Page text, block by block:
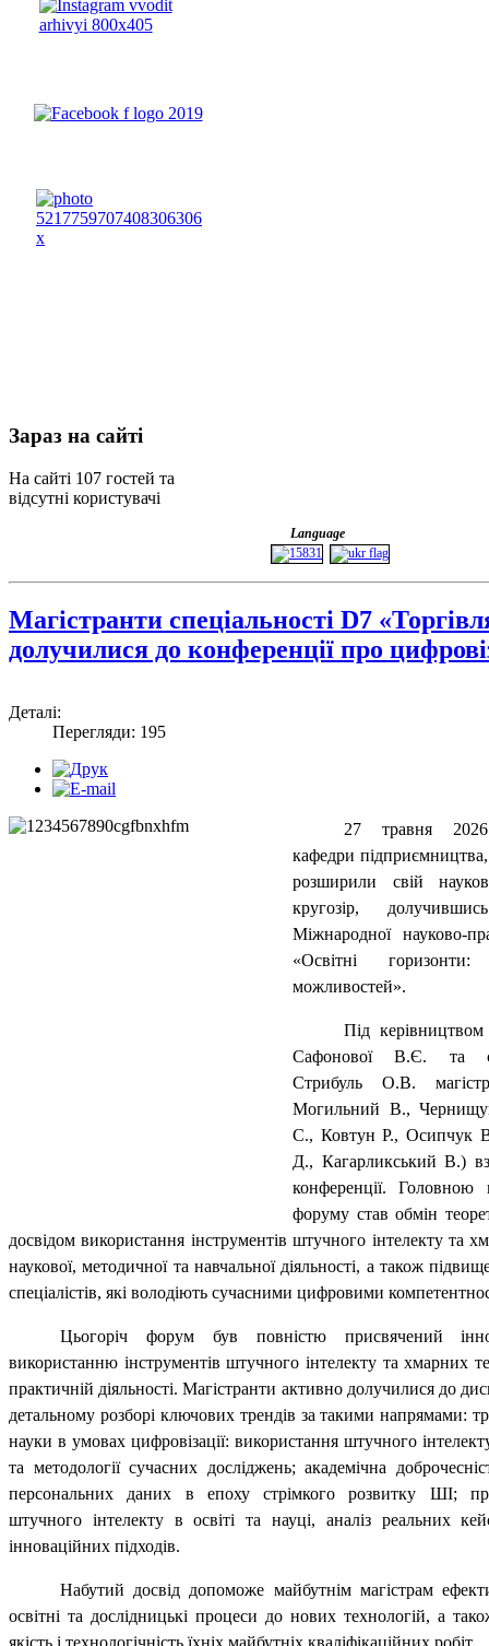
Зараз на сайті
На сайті 107 гостей та
відсутні користувачі
Language
Магістранти спеціальності D7
долучилися до конференції про
Деталі:
Перегляди: 195
27 травня 2026
кафедри підприємництва,
розширили свій
кругозір,
Міжнародної науково-
«Освітні
можливостей».
Під керівництвом
Сафонової В.Є. та
Стрибуль О.В.
Могильний В.,
С., Ковтун Р., Осипчук
Д., Кагарликський В.)
конференції. Головною
форуму став обмін
досвідом використання інструментів штучного інтелекту та
наукової, методичної та навчальної діяльності, а також
спеціалістів, які володіють сучасними цифровими
Цьогоріч форум був повністю присвячений
використанню інструментів штучного інтелекту та хмарних
практичній діяльності. Магістранти активно долучилися до
детальному розборі ключових трендів за такими напрямами:
науки в умовах цифровізації: використання штучного
та методології сучасних досліджень; академічна
персональних даних в епоху стрімкого розвитку ШІ;
штучного інтелектув освіті та науці, аналіз реальних
інноваційних підходів.
Набутий досвід допоможе майбутнім магістрам
освітні та дослідницькі процеси до нових технологій, а